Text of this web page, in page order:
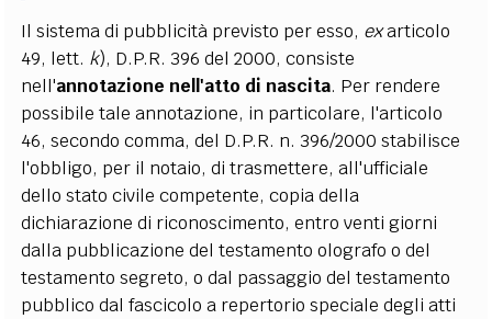
Il sistema di pubblicità previsto per esso, exarticolo
49, lett. k), D.P.R. 396 del 2000, consiste
nell'annotazione nell'atto di nascita. Per rendere
possibile tale annotazione, in particolare, l'articolo
46, secondo comma, del D.P.R. n. 396/2000 stabilisce
l'obbligo, per il notaio, di trasmettere, all'ufficiale
dello stato civile competente, copia della
dichiarazione di riconoscimento, entro venti giorni
dalla pubblicazione del testamento olografo o del
testamento segreto, o dal passaggio del testamento
pubblico dal fascicolo a repertorio speciale degli atti